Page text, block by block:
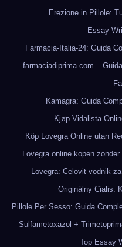
Erezione in Pillole:
Essay
Farmacia-Italia-24: Guida
farmaciadiprima.com –
Kamagra: Guida
Kjøp Vidalista
Köp Lovegra Online utan
Lovegra online kopen
Lovegra: Celovit vodnik
Originálny Cialis:
Pillole Per Sesso: Guida
Sulfametoxazol +
Top Essay